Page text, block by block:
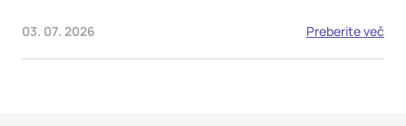
03. 07. 2026 Preberite več